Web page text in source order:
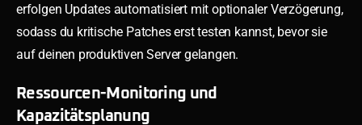
erfolgen Updates automatisiert mit optionaler Verzögerung,
sodass du kritische Patches erst testen kannst, bevor sie
auf deinen produktiven Server gelangen.
Ressourcen-Monitoring und
Kapazitätsplanung